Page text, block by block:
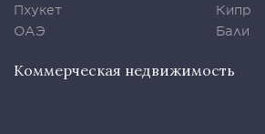
Пхукет
ОАЭ
Кипр
Бали
Коммерческая недвижимость